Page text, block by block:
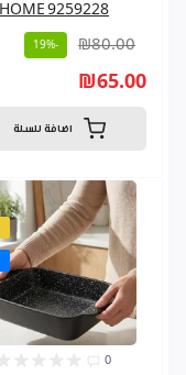
HOME 9259228
₪80.00
-19%
₪65.00
اضافة للسلة
0